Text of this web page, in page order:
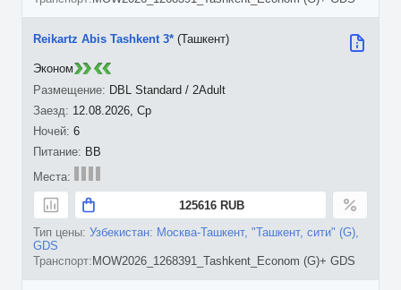
12.08.2026, Ср
6
Reikartz Abis Tashkent 3* (Ташкент)
DBL Standard / 2Adult
BB
125616 RUB
Узбекистан: Москва-Ташкент, "Ташкент, сити" (G),
GDS
MOW2026_1268391_Tashkent_Econom (G)+ GDS
Эконом